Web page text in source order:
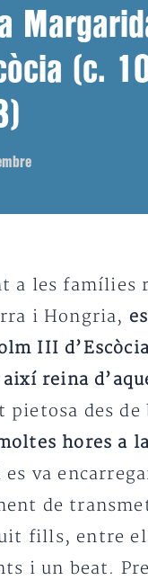
(c.
a les famílies
i Hongria,
III
reina
pietosa des de
hores a
es va
de
fills, entre
i un beat.